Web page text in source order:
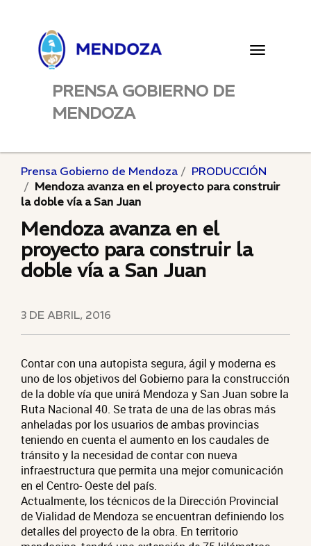
Toggle
PRENSA GOBIERNO DE
MENDOZA
Prensa Gobierno de Mendoza
PRODUCCIÓN
Mendoza avanza en el proyecto para construir
la doble vía a San Juan
Mendoza avanza en el
proyecto para construir la
doble vía a San Juan
3 DE ABRIL, 2016
Contar con una autopista segura, ágil y moderna es
uno de los objetivos del Gobierno para la construcción
de la doble vía que unirá Mendoza y San Juan sobre la
Ruta Nacional 40. Se trata de una de las obras más
anheladas por los usuarios de ambas provincias
teniendo en cuenta el aumento en los caudales de
tránsito y la necesidad de contar con nueva
infraestructura que permita una mejor comunicación
en el Centro- Oeste del país.
Actualmente, los técnicos de la Dirección Provincial
de Vialidad de Mendoza se encuentran definiendo los
detalles del proyecto de la obra. En territorio